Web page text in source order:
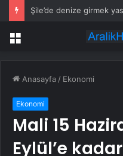
Şile’de denize girmek
Menü
Anasayfa / Ekonomi
Ekonomi
Mali 15
Eylül’e